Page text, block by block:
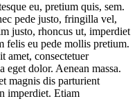
eu, pretium quis, sem.
pede justo, fringilla vel,
justo, rhoncus ut, imperdiet
felis eu pede mollis pretium.
amet, consectetuer
dolor. Aenean massa.
magnis dis parturient
imperdiet. Etiam